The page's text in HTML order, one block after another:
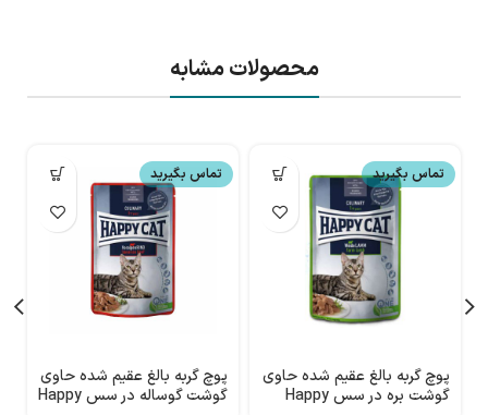
محصولات مشابه
تماس بگیرید
پوچ گربه بالغ عقیم شده حاوی
گوشت بره در سس Happy
تماس بگیرید
پوچ گربه بالغ عقیم شده حاوی
گوشت گوساله در سس Happy